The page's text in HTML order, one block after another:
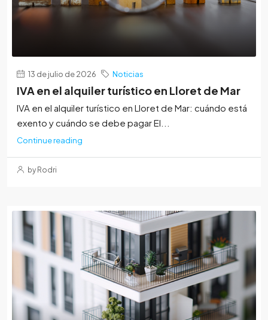
13 de julio de 2026 Noticias
IVA en el alquiler turístico en Lloret de Mar
IVA en el alquiler turístico en Lloret de Mar: cuándo está
exento y cuándo se debe pagar El...
Continue reading
by Rodri